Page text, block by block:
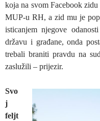
koja na svom Facebook
MUP-u RH, a zid mu je
isticanjem njegove
državu i građane, onda
trebali braniti pravdu na
zaslužili – prijezir.
Svo
j
feljt